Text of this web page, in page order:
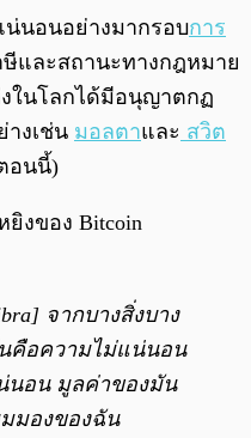
น่นอนอย่างมากรอบการ
ษีและสถานะทางกฎหมาย
ในโลกได้มีอนุญาตกฏ
งเช่น มอลตาและ สวิต
อนนี้)
งของ Bitcoin
จากบางสิ่งบาง
อความไม่แน่นอน
นอน มูลค่าของมัน
มองของฉัน